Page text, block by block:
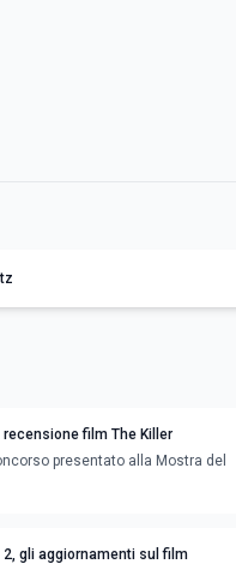
recensione film The Killer
presentato alla Mostra del
2, gli aggiornamenti sul film